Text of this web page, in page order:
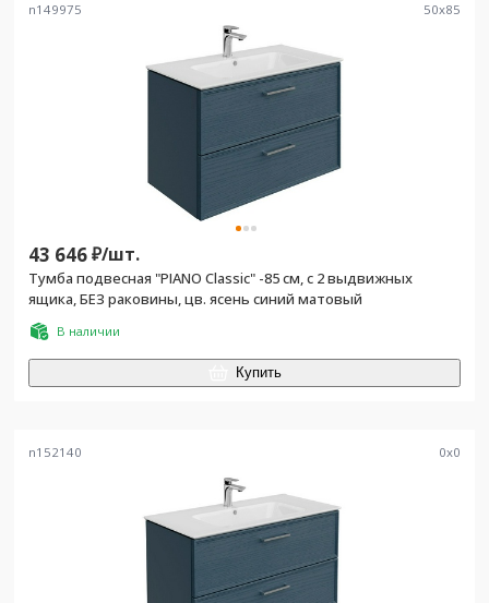
n149975 50x85
43 646₽/шт.
Тумба подвесная "PIANO Classic" -85 см, с 2 выдвижных
ящика, БЕЗ раковины, цв. ясень синий матовый
В наличии
Купить
n152140 0x0